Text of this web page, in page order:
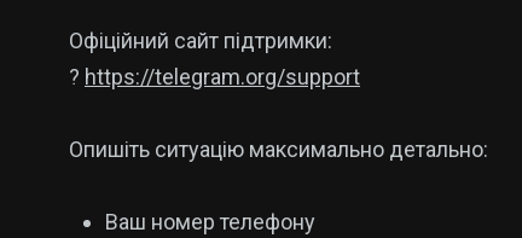
Офіційний сайт підтримки:
? https://telegram.org/support
Опишіть ситуацію максимально детально:
Ваш номер телефону